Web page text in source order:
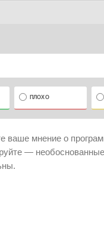
ПЛОХО